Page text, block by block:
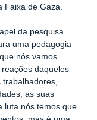
Faixa de Gaza.
da pesquisa
uma pedagogia
nós vamos
daqueles
trabalhadores,
as suas
luta nós temos que